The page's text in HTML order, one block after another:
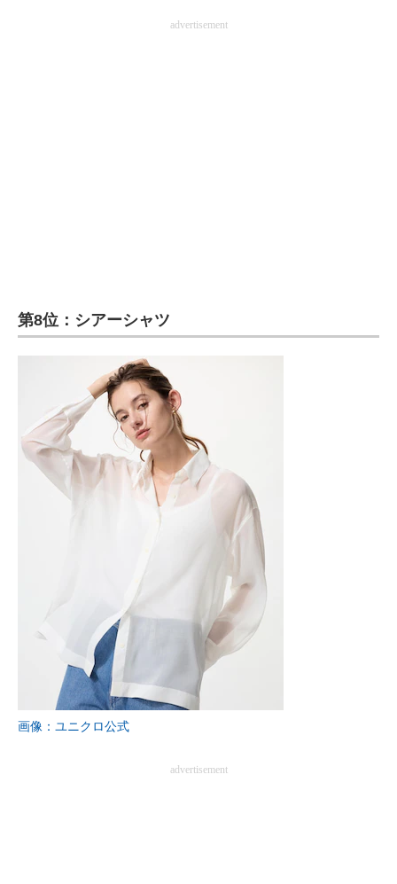
advertisement
第8位：シアーシャツ
画像：ユニクロ公式
advertisement